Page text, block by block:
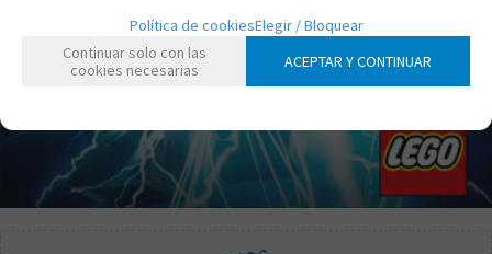
Política de cookiesElegir / Bloquear
Continuar solo con las
cookies necesarias
ACEPTAR Y CONTINUAR